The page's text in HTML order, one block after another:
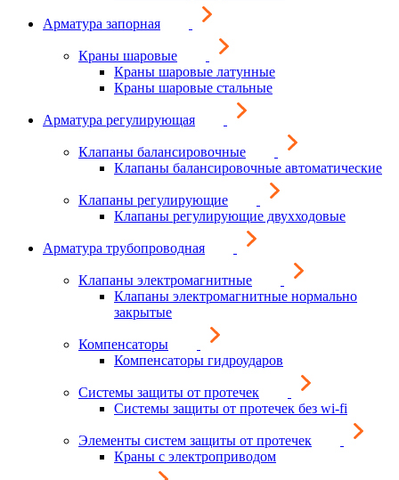
Арматура запорная
Краны шаровые
Краны шаровые латунные
Краны шаровые стальные
Арматура регулирующая
Клапаны балансировочные
Клапаны балансировочные автоматические
Клапаны регулирующие
Клапаны регулирующие двухходовые
Арматура трубопроводная
Клапаны электромагнитные
Клапаны электромагнитные нормально
закрытые
Компенсаторы
Компенсаторы гидроударов
Системы защиты от протечек
Системы защиты от протечек без wi-fi
Элементы систем защиты от протечек
Краны с электроприводом